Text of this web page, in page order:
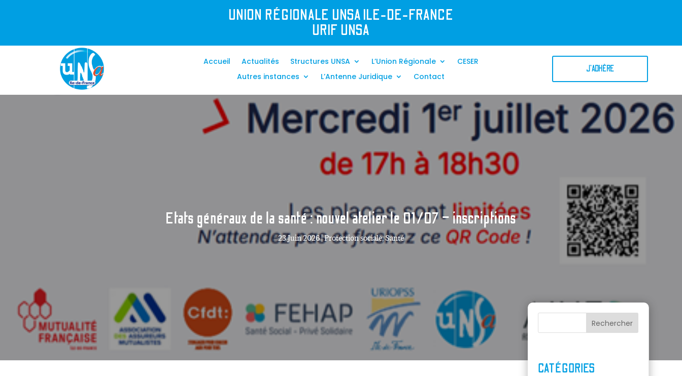
UNION RÉGIONALE UNSA ILE-DE-FRANCE
URIF UNSA
Accueil Actualités Structures UNSA L’Union Régionale
CESER
Autres instances
L’Antenne Juridique Contact
J'ADHÈRE
Etats généraux de la santé : nouvel atelier le 01/07 – inscriptions
23 Juin 2026|Protection sociale,Santé
CATÉGORIES